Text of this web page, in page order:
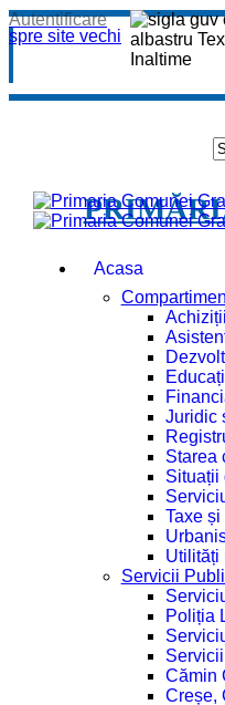
spre site vechi
Autentificare
Acasa
Juridic
Starea
Situații
Taxe
Utilități
Servicii
Poliția
Cămin
Creșe,